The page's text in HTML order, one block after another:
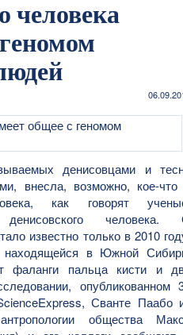
человека
денисовцами и
внесла, возможно, кое-
как говорят
денисовского человека.
известно только в 2010
находящейся в Южной
фаланги пальца кисти и
опубликованном
Сванте Паабо
общества